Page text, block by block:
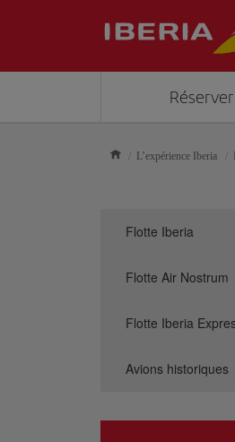
Réserver
L’expérience Iberia
Flotte Iberia
Flotte Air Nostrum
Flotte Iberia
Avions historiques